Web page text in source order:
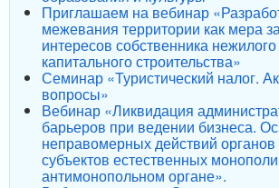
Приглашаем на вебинар
межевания территории как мера
интересов собственника
капитального строительства»
Семинар «Туристический налог.
вопросы»
Вебинар «Ликвидация
барьеров при ведении бизнеса.
неправомерных действий органов
субъектов естественных
антимонопольном органе».